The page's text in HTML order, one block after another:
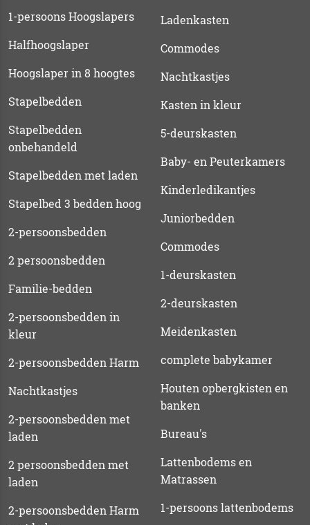
1-persoons Hoogslapers
Halfhoogslaper
Hoogslaper in 8 hoogtes
Stapelbedden
Stapelbedden
onbehandeld
Stapelbedden met laden
Stapelbed 3 bedden hoog
2-persoonsbedden
2 persoonsbedden
Familie-bedden
2-persoonsbedden in
kleur
2-persoonsbedden Harm
Nachtkastjes
2-persoonsbedden met
laden
2 persoonsbedden met
laden
2-persoonsbedden Harm
Ladenkasten
Commodes
Nachtkastjes
Kasten in kleur
5-deurskasten
Baby- en Peuterkamers
Kinderledikantjes
Juniorbedden
Commodes
1-deurskasten
2-deurskasten
Meidenkasten
complete babykamer
Houten opbergkisten en
banken
Bureau's
Lattenbodems en
Matrassen
1-persoons lattenbodems